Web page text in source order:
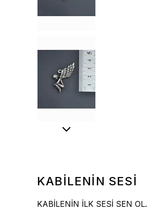
KABİLENİN SESİ
KABİLENİN İLK SESİ SEN OL.